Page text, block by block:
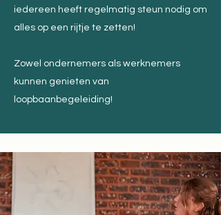
iedereen heeft regelmatig steun nodig om
alles op een rijtje te zetten!
Zowel ondernemers als werknemers
kunnen genieten van
loopbaanbegeleiding!